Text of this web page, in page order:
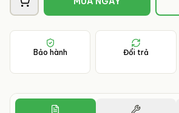
Bảo hành Đổi trả